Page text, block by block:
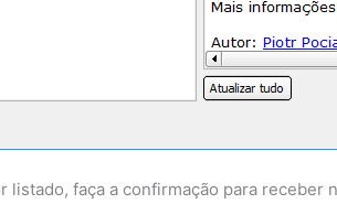
listado, faça a confirmação para